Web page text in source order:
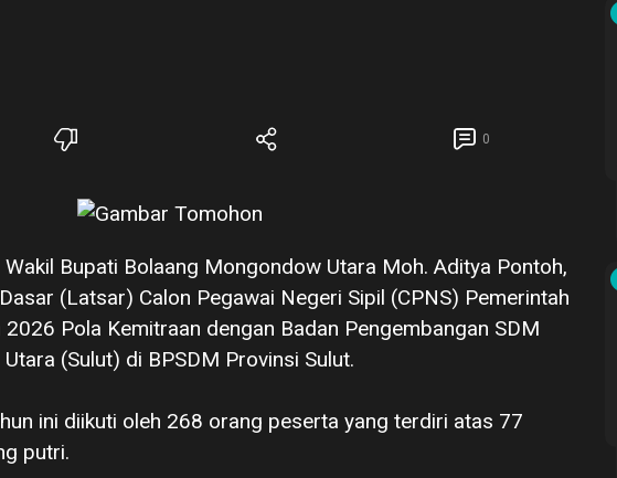
0
Bupati Bolaang Mongondow Utara Moh. Aditya Pontoh,
(Latsar) Calon Pegawai Negeri Sipil (CPNS) Pemerintah
Pola Kemitraan dengan Badan Pengembangan SDM
(Sulut) di BPSDM Provinsi Sulut.
ini diikuti oleh 268 orang peserta yang terdiri atas 77
putri.